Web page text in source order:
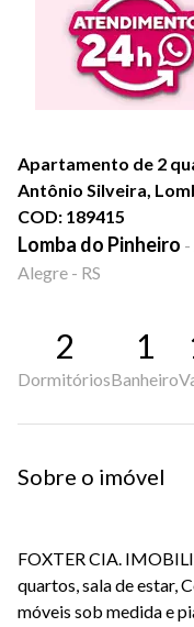
Apartamento de 2
Antônio Silveira,
COD: 189415
Lomba do Pinheiro -
Alegre - RS
2
Dormitórios
1
Banheiro
Sobre o imóvel
FOXTER CIA.
quartos, sala de estar,
móveis sob medida e